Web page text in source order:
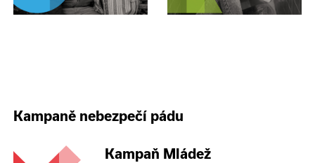
Kampaně nebezpečí pádu
Kampaň Mládež